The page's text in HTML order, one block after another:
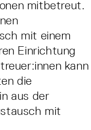
mitbetreut.
mit einem
Einrichtung
kann
die
aus der
mit